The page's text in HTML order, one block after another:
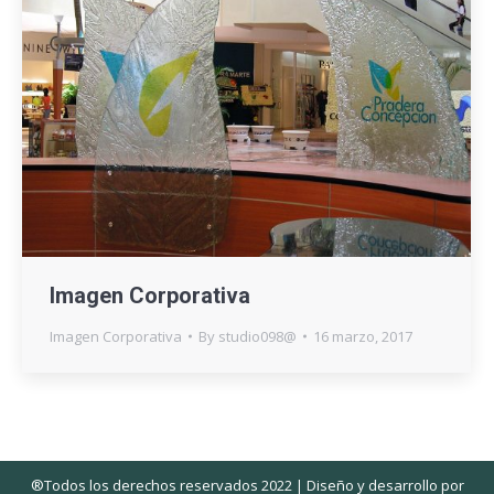
Imagen Corporativa
Imagen Corporativa By studio098@ 16 marzo, 2017
®Todos los derechos reservados 2022 | Diseño y desarrollo por